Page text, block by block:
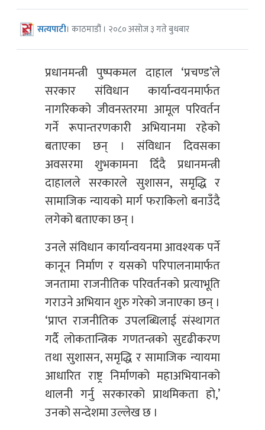
सत्यपाटी। काठमाडौं । २०८० असोज ३ गते बुधबार
प्रधानमन्त्री पुष्पकमल दाहाल ‘प्रचण्ड’ले
सरकार संविधान कार्यान्वयनमार्फत
नागरिकको जीवनस्तरमा आमूल परिवर्तन
गर्ने रूपान्तरणकारी अभियानमा रहेको
बताएका छन् । संविधान दिवसका
अवसरमा शुभकामना दिँदै प्रधानमन्त्री
दाहालले सरकारले सुशासन, समृद्धि र
सामाजिक न्यायको मार्ग फराकिलो बनाउँदै
लगेको बताएका छन् ।
उनले संविधान कार्यान्वयनमा आवश्यक पर्ने
कानून निर्माण र यसको परिपालनामार्फत
जनतामा राजनीतिक परिवर्तनको प्रत्याभूति
गराउने अभियान शुरु गरेको जनाएका छन् ।
‘प्राप्त राजनीतिक उपलब्धिलाई संस्थागत
गर्दै लोकतान्त्रिक गणतन्त्रको सुदृढीकरण
तथा सुशासन, समृद्धि र सामाजिक न्यायमा
आधारित राष्ट्र निर्माणको महाअभियानको
थालनी गर्नु सरकारको प्राथमिकता हो,’
उनको सन्देशमा उल्लेख छ ।